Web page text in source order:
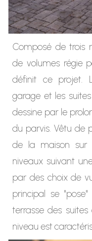
Composé de trois
de volumes régie
définit ce projet.
garage et les
dessine par le
du parvis. Vêtu de
de la maison sur
niveaux suivant
par des choix de
principal se
terrasse des
niveau est